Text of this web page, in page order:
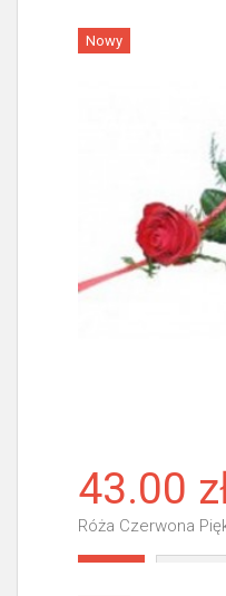
Nowy
43.00
Róża Czerwona